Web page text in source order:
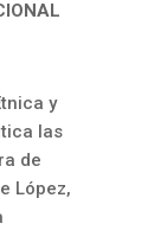
y
las
de
López,